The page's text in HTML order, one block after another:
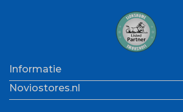
Informatie
Noviostores.nl